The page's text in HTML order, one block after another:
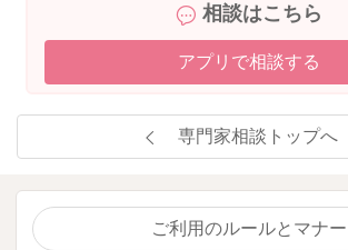
相談はこちら
アプリで相談する
専門家相談トップへ
ご利用のルールとマナー